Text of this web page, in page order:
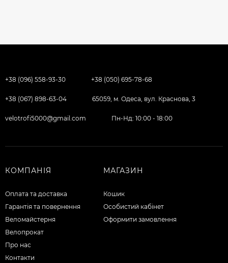
+38 (096) 558-93-30 +38 (050) 695-78-68
+38 (067) 898-63-04 65059, м. Одеса, вул. Краснова, 3
velotrofi5000@gmail.com Пн-Нд: 10:00 - 18:00
КОМПАНІЯ
Оплата та доставка
Гарантія та повернення
Веломайстерня
Велопрокат
Про нас
Контакти
МАГАЗИН
Кошик
Особистий кабінет
Оформити замовлення